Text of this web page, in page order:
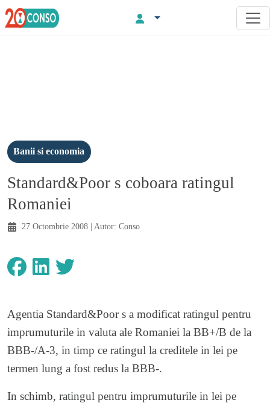
Banii si economia
Standard&Poor s coboara ratingul
Romaniei
27 Octombrie 2008 | Autor: Conso
Agentia Standard&Poor s a modificat ratingul pentru
imprumuturile in valuta ale Romaniei la BB+/B de la
BBB-/A-3, in timp ce ratingul la creditele in lei pe
termen lung a fost redus la BBB-.
In schimb, ratingul pentru imprumuturile in lei pe